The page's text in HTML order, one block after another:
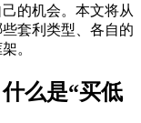
的机会。本文将从
套利类型、各自的
。
么是“买低